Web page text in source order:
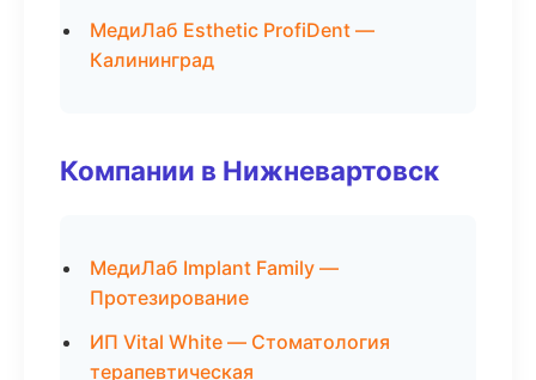
МедиЛаб Esthetic ProfiDent —
Калининград
Компании в Нижневартовск
МедиЛаб Implant Family —
Протезирование
ИП Vital White — Стоматология
терапевтическая